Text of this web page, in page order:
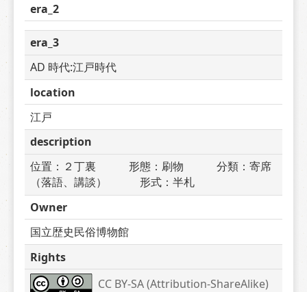
era_2
era_3
AD 時代:江戸時代
location
江戸
description
位置：２丁裏　　　形態：刷物　　　分類：寄席
（落語、講談）　　　形式：半札
Owner
国立歴史民俗博物館
Rights
CC BY-SA (Attribution-ShareAlike)